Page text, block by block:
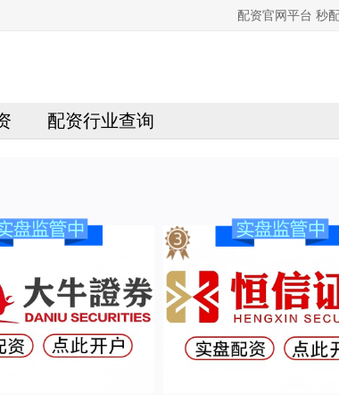
配资官网平台 秒
配资行业查询